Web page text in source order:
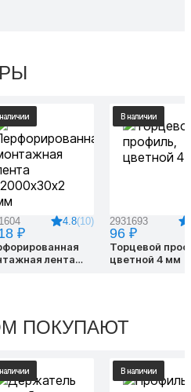
4.8(10)
₽
лента
В наличии
2931693
96 ₽
Торцевой
цветной 4 мм
ПОКУПАЮТ
В наличии